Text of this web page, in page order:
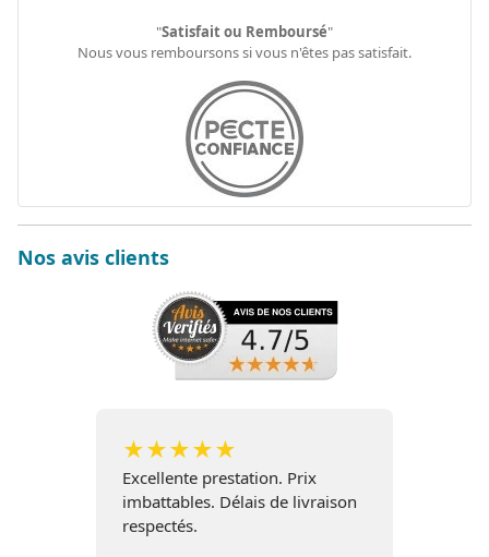
"Satisfait ou Remboursé"
Nous vous remboursons si vous n'êtes pas satisfait.
Nos avis clients
★★★★★
Excellente prestation. Prix
imbattables. Délais de livraison
respectés.